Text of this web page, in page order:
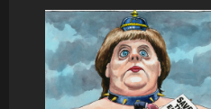
Crise
2.0:
A
Ressaca
Britânica